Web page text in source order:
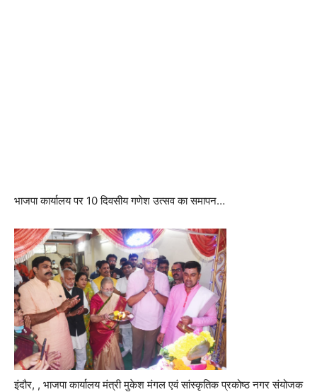
भाजपा कार्यालय पर 10 दिवसीय गणेश उत्सव का समापन…
इंदौर, , भाजपा कार्यालय मंत्री मुकेश मंगल एवं सांस्कृतिक प्रकोष्ठ नगर संयोजक